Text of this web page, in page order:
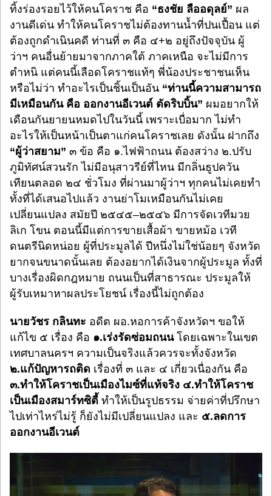
ทิ้งร่องรอยไว้ให้คนโคราช คือ “ธงชัย ลืออดุลย์” ผล
งานดีเด่น ทำให้คนโคราชไม่ต้องทานน้ำที่ปนเปื้อน แต่
ต้องถูกดำเนินคดี ท่านที่ ๓ คือ ๔+๒ อยู่ถึงปัจจุบัน ผู้
ว่าฯ คนอื่นย้ายมาจากภาคใต้ ภาคเหนือ จะไม่มีการ
ตำหนิ แต่คนนี้เลือดโคราชแท้ๆ พี่น้องประชาชนเห็น
หรือไม่ว่า ทำอะไรเป็นชิ้นเป็นอัน “ท่านนี้ความสามารถ
มีเหมือนกัน คือ ออกงานอีเวนต์ ตัดริบบิ้น” ผมอยากให้
เดือนกันยายนหมดไปในวันนี้ เพราะเบื่อมาก ไม่ทำ
อะไรให้เป็นหน้าเป็นตาแก่คนโคราชเลย ดังนั้น ฝากถึง
“ผู้ว่าสยาม” ๓ ข้อ คือ ๑.ไฟฟ้าถนน ต้องสว่าง ๒.ปรับ
ภูมิทัศน์สวนรัก ไม่มีอนุสาวรีย์ที่ไหน มีกลิ่นธูปควัน
เทียนตลอด ๒๔ ชั่วโมง ที่ผ่านมาผู้ว่าฯ ทุกคนไม่เคยทำ
ทั้งที่ได้เสนอไปแล้ว งานย่าโมเหมือนกันไม่เคย
เปลี่ยนแปลง สมัยปี ๒๕๔๕–๒๕๔๖ มีการจัดเวทีมวย
ลิเก โขน ตอนนี้มีแต่การขายเสื้อผ้า ขายหม้อ เวที
ดนตรีนิดหน่อย ผู้ที่ประมูลได้ ปีหนึ่งไม่ใช่น้อยๆ จังหวัด
ยากจนขนาดนั้นเลย ต้องอยากได้เงินจากผู้ประมูล ทั้งที่
บางเรื่องผิดกฎหมาย ถนนเป็นที่สาธารณะ ประมูลให้
ผู้รับเหมาหาผลประโยชน์ เรื่องนี้ไม่ถูกต้อง
นายวัชร กลินทะ อดีต ผอ.หอการค้าจังหวัดฯ ขอให้
แก้ไข ๕ เรื่อง คือ ๑.เร่งรัดซ่อมถนนโดยเฉพาะในเขต
เทศบาลนครฯ ความเป็นจริงแล้วควรจะทั้งจังหวัด
๒.แก้ปัญหารถติด เรื่องที่ ๓ และ ๔ เกี่ยวเนื่องกัน คือ
๓.ทำให้โคราชเป็นเมืองไมซ์ที่แท้จริง ๔.ทำให้โคราช
เป็นเมืองสมาร์ทซิตี้ ทำให้เป็นรูปธรรม จ่ายค่าที่ปรึกษา
ไปเท่าไหร่ไม่รู้ ก็ยังไม่มีเปลี่ยนแปลง และ ๕.ลดการ
ออกงานอีเวนต์